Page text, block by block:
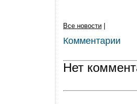
Все новости
Комментарии
Нет